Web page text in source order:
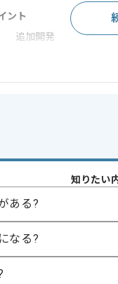
ント
追加開発
JavaScriptの実務経験2
の実務経験2年以上
動的ページの開発経験
ージョンの開発経験
経験
た開発経験
施経験
知りたい
ある?
なる?